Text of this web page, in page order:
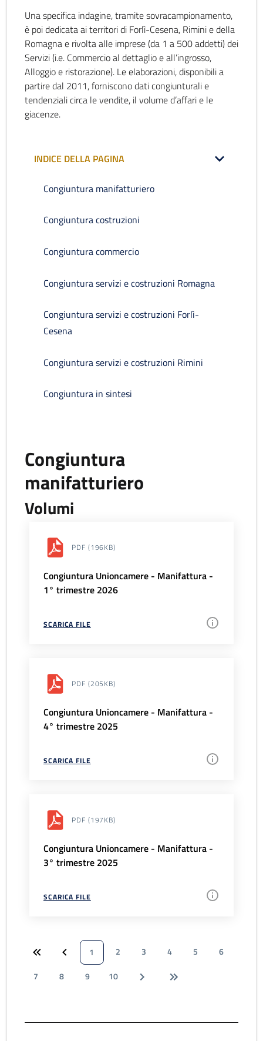
Una specifica indagine, tramite sovracampionamento,
è poi dedicata ai territori di Forlì-Cesena, Rimini e della
Romagna e rivolta alle imprese (da 1 a 500 addetti) dei
Servizi (i.e. Commercio al dettaglio e all’ingrosso,
Alloggio e ristorazione). Le elaborazioni, disponibili a
partire dal 2011, forniscono dati congiunturali e
tendenziali circa le vendite, il volume d’affari e le
giacenze.
INDICE DELLA PAGINA
Congiuntura manifatturiero
Congiuntura costruzioni
Congiuntura commercio
Congiuntura servizi e costruzioni Romagna
Congiuntura servizi e costruzioni Forlì-
Cesena
Congiuntura servizi e costruzioni Rimini
Congiuntura in sintesi
Congiuntura
manifatturiero
Volumi
PDF (196KB)
Congiuntura Unioncamere - Manifattura -
1° trimestre 2026
SCARICA FILE
PDF (205KB)
Congiuntura Unioncamere - Manifattura -
4° trimestre 2025
SCARICA FILE
PDF (197KB)
Congiuntura Unioncamere - Manifattura -
3° trimestre 2025
SCARICA FILE
1 2 3 4 5
6
7
8 9 10